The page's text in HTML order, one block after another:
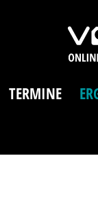
TERMINE